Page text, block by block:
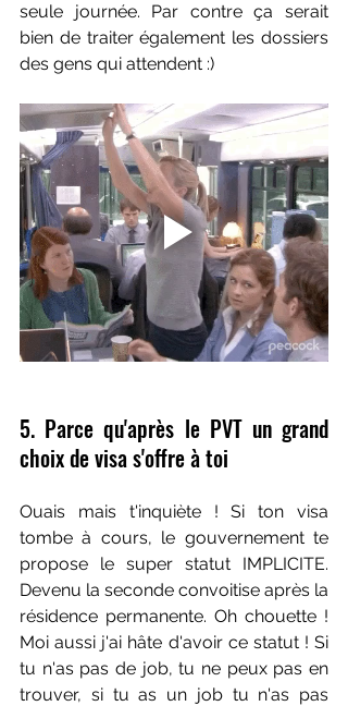
seule journée. Par contre ça serait
bien de traiter également les dossiers
des gens qui attendent :)
5. Parce qu'après le PVT un grand
choix de visa s'offre à toi
Ouais mais t'inquiète ! Si ton visa
tombe à cours, le gouvernement te
propose le super statut IMPLICITE.
Devenu la seconde convoitise après la
résidence permanente. Oh chouette !
Moi aussi j'ai hâte d'avoir ce statut ! Si
tu n'as pas de job, tu ne peux pas en
trouver, si tu as un job tu n'as pas